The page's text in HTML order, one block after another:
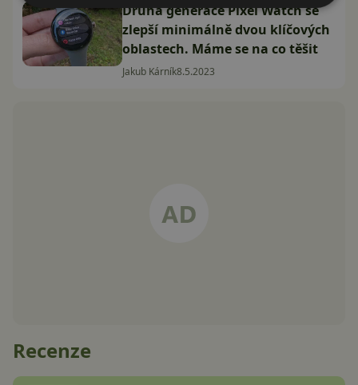
Druhá generace Pixel Watch se
zlepší minimálně dvou klíčových
oblastech. Máme se na co těšit
Jakub Kárník8.5.2023
Recenze